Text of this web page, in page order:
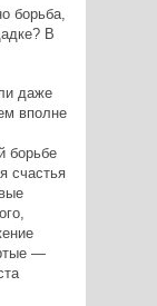
борьба,
В
даже
вполне
борьбе
счастья
—